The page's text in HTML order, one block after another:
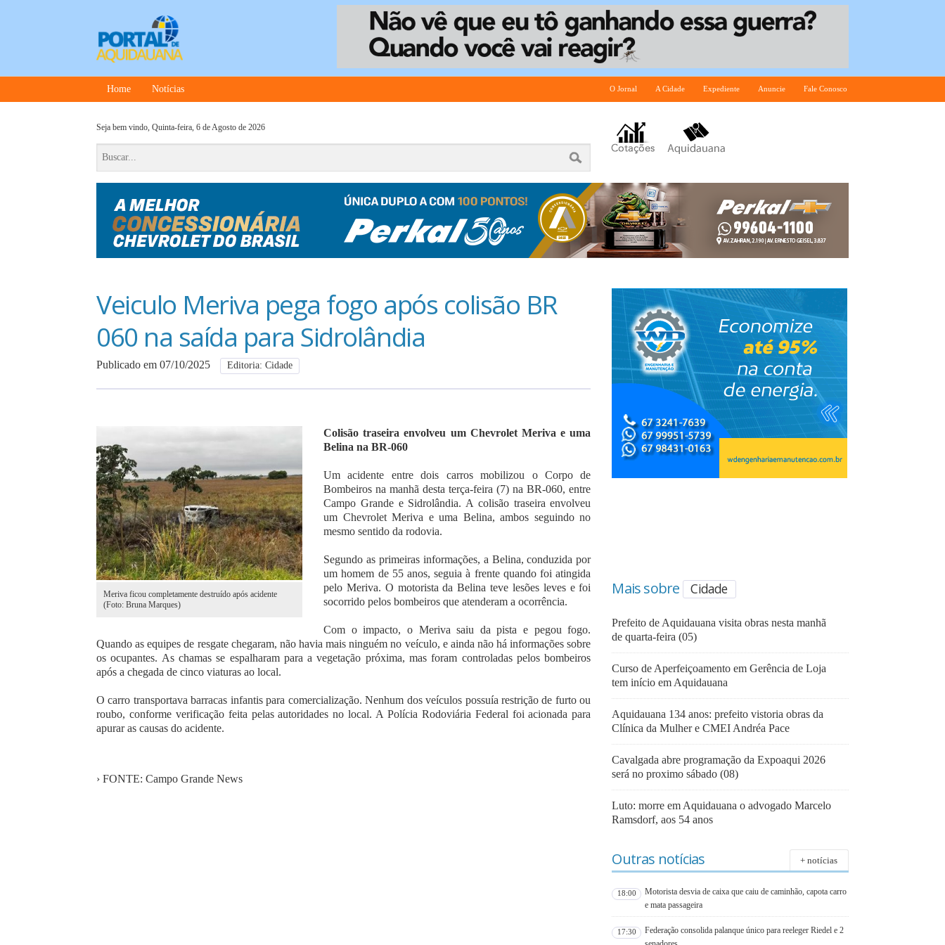
Home Notícias O Jornal A Cidade Expediente Anuncie Fale Conosco
Seja bem vindo, Quinta-feira, 6 de Agosto de 2026
Veiculo Meriva pega fogo após colisão BR
060 na saída para Sidrolândia
Publicado em 07/10/2025 Editoria: Cidade
Meriva ficou completamente destruído após acidente
(Foto: Bruna Marques)
Colisão traseira envolveu um Chevrolet Meriva e uma
Belina na BR-060
Um acidente entre dois carros mobilizou o Corpo de
Bombeiros na manhã desta terça-feira (7) na BR-060, entre
Campo Grande e Sidrolândia. A colisão traseira envolveu
um Chevrolet Meriva e uma Belina, ambos seguindo no
mesmo sentido da rodovia.
Segundo as primeiras informações, a Belina, conduzida por
um homem de 55 anos, seguia à frente quando foi atingida
pelo Meriva. O motorista da Belina teve lesões leves e foi
socorrido pelos bombeiros que atenderam a ocorrência.
Com o impacto, o Meriva saiu da pista e pegou fogo.
Quando as equipes de resgate chegaram, não havia mais ninguém no veículo, e ainda não há informações sobre
os ocupantes. As chamas se espalharam para a vegetação próxima, mas foram controladas pelos bombeiros
após a chegada de cinco viaturas ao local.
O carro transportava barracas infantis para comercialização. Nenhum dos veículos possuía restrição de furto ou
roubo, conforme verificação feita pelas autoridades no local. A Polícia Rodoviária Federal foi acionada para
apurar as causas do acidente.
› FONTE: Campo Grande News
Mais sobre Cidade
Prefeito de Aquidauana visita obras nesta manhã
de quarta-feira (05)
Curso de Aperfeiçoamento em Gerência de Loja
tem início em Aquidauana
Aquidauana 134 anos: prefeito vistoria obras da
Clínica da Mulher e CMEI Andréa Pace
Cavalgada abre programação da Expoaqui 2026
será no proximo sábado (08)
Luto: morre em Aquidauana o advogado Marcelo
Ramsdorf, aos 54 anos
Outras notícias + notícias
18:00
Motorista desvia de caixa que caiu de caminhão, capota carro
e mata passageira
17:30
Federação consolida palanque único para reeleger Riedel e 2